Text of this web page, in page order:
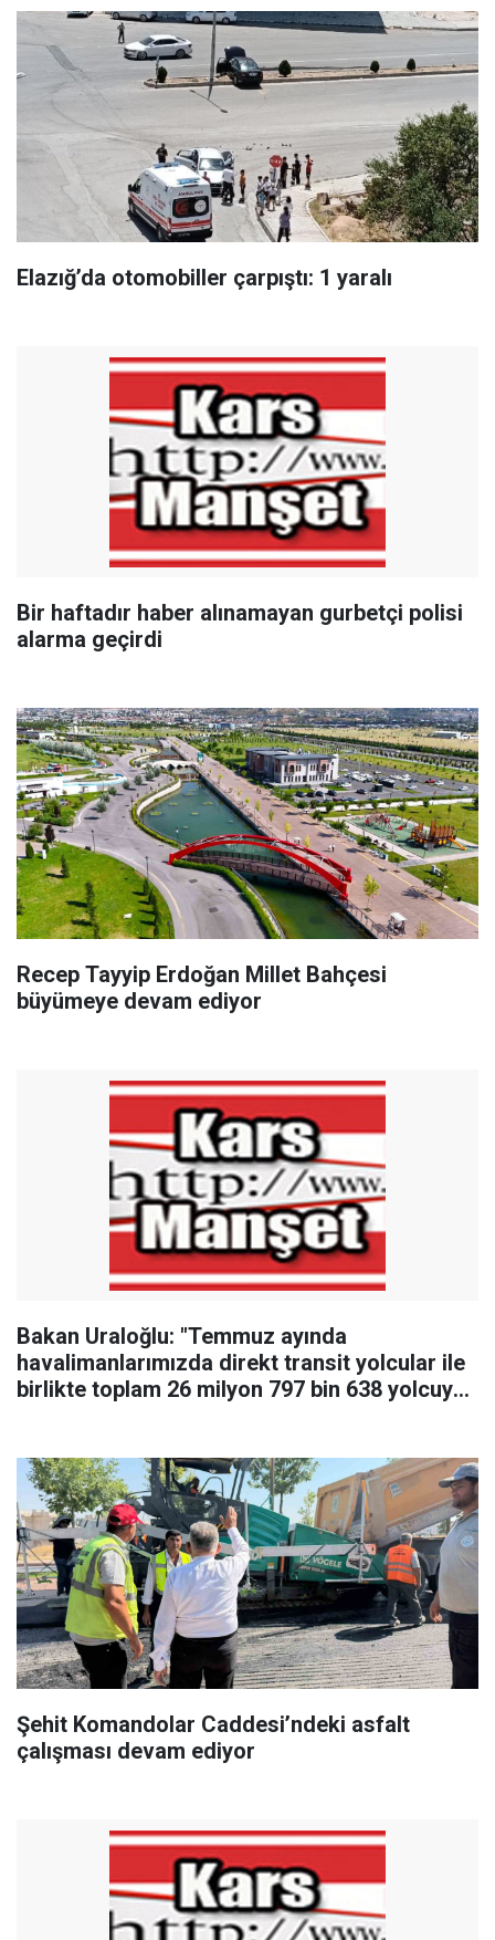
Elazığ’da otomobiller çarpıştı: 1 yaralı
Bir haftadır haber alınamayan gurbetçi polisi
alarma geçirdi
Recep Tayyip Erdoğan Millet Bahçesi
büyümeye devam ediyor
Bakan Uraloğlu: "Temmuz ayında
havalimanlarımızda direkt transit yolcular ile
birlikte toplam 26 milyon 797 bin 638 yolcuya
Şehit Komandolar Caddesi’ndeki asfalt
çalışması devam ediyor